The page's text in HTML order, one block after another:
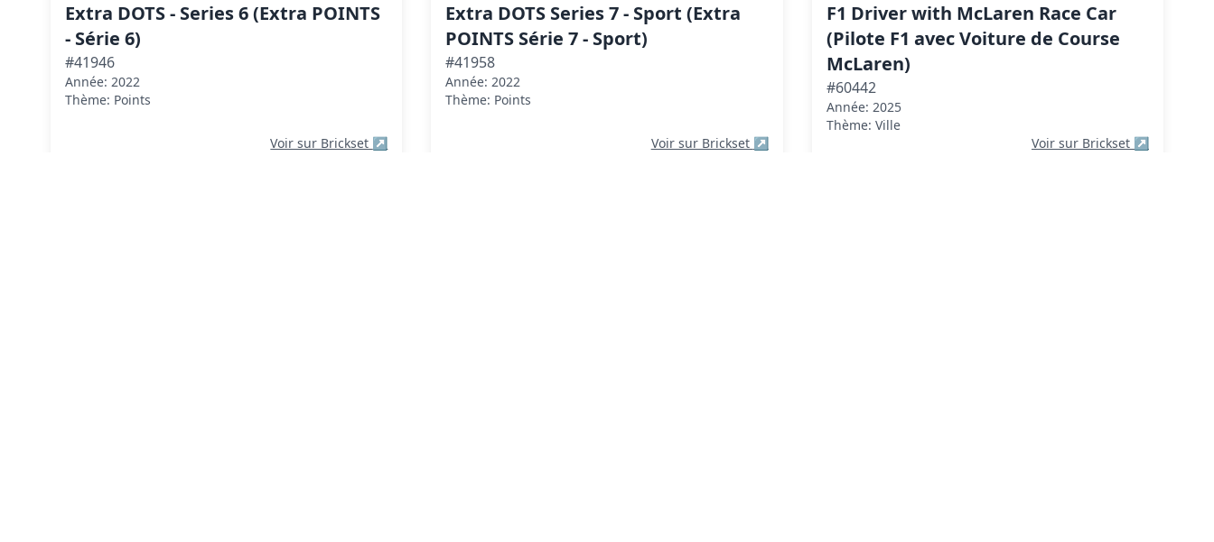
Extra DOTS - Series 6 (Extra POINTS
- Série 6)
#41946
Année: 2022
Thème: Points
Voir sur Brickset ↗
Extra DOTS Series 7 - Sport (Extra
POINTS Série 7 - Sport)
#41958
Année: 2022
Thème: Points
Voir sur Brickset ↗
F1 Driver with McLaren Race Car
(Pilote F1 avec Voiture de Course
McLaren)
#60442
Année: 2025
Thème: Ville
Voir sur Brickset ↗